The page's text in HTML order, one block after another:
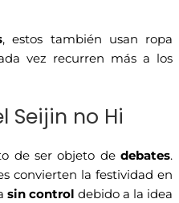
, estos también usan ropa
vez recurren más a los
Seijin no Hi
de ser objeto de debates.
convierten la festividad en
sin control debido a la idea